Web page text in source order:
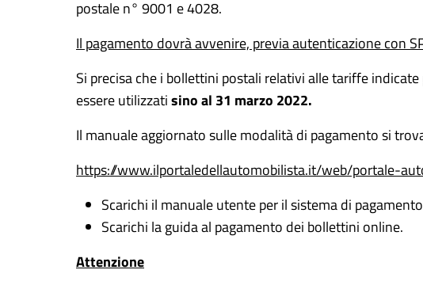
postale n° 9001 e 4028.
Il pagamento dovrà avvenire, previa autenticazione con
Si precisa che i bollettini postali relativi alle tariffe
essere utilizzatisino al 31 marzo 2022.
Il manuale aggiornato sulle modalità di pagamento si
https://www.ilportaledellautomobilista.it/web/portale-
Scarichi il manuale utente per il sistema di
Scarichi la guida al pagamento dei bollettini online.
Attenzione